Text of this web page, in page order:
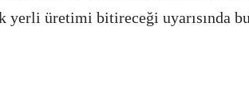
yerli üretimi bitireceği uyarısında